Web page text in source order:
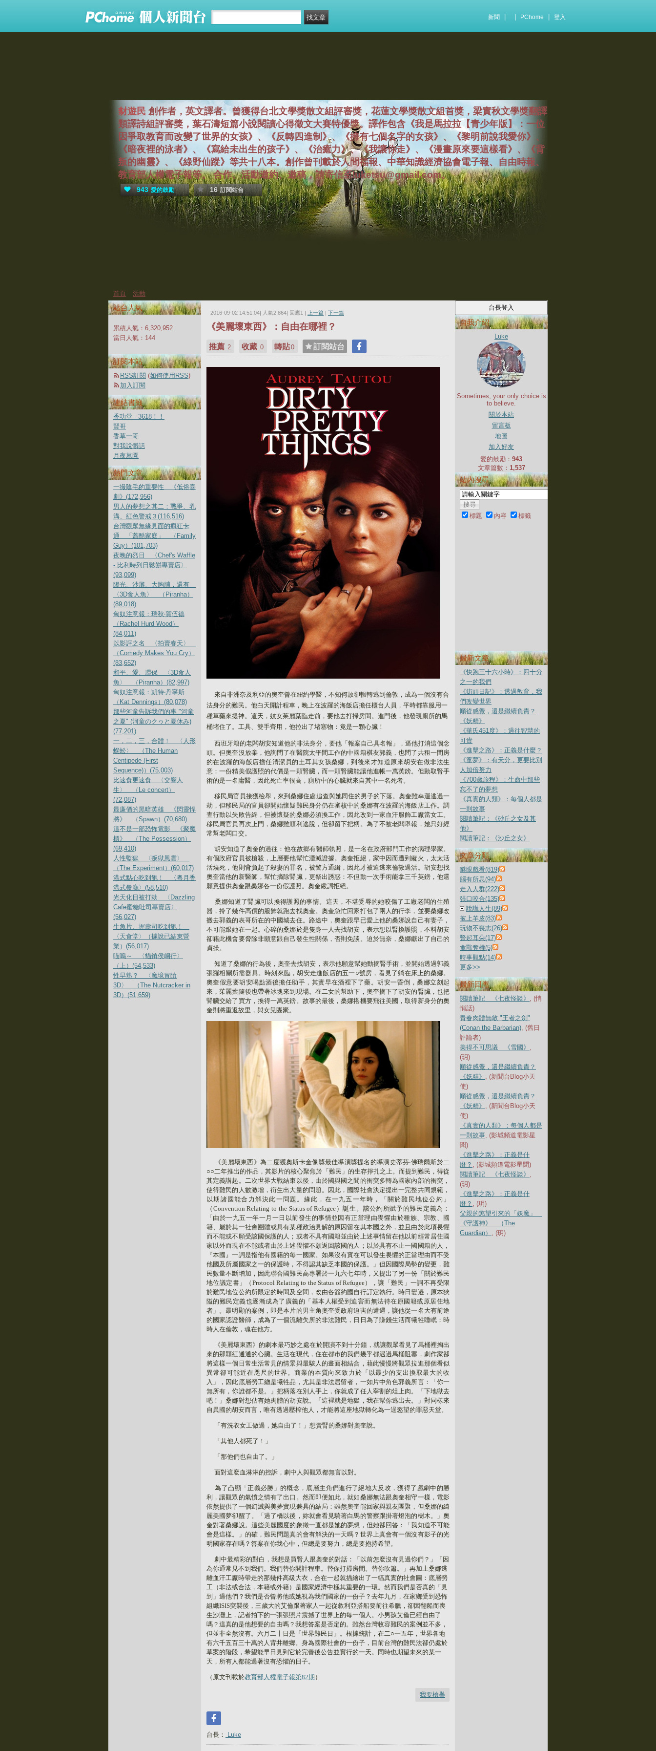
新聞 PChome 登入
豺遊民 創作者，英文譯者。曾獲得台北文學獎散文組評審獎，花蓮文學獎散文組首獎，梁實秋文學獎翻譯
類譯詩組評審獎，葉石濤短篇小說閱讀心得徵文大賽特優獎。譯作包含《我是馬拉拉【青少年版】：一位
因爭取教育而改變了世界的女孩》、《反轉四進制》、《擁有七個名字的女孩》、《黎明前說我愛你》、
《暗夜裡的泳者》、《寫給未出生的孩子》、《治癒力》、《我讓你走》、《漫畫原來要這樣看》、《背
叛的幽靈》、《綠野仙蹤》等共十八本。創作曾刊載於人間福報、中華知識經濟協會電子報、自由時報、
教育部人權電子報等。 合作、活動邀約、邀稿，請寄信至luketsu@gmail.com。
943 愛的鼓勵 16 訂閱站台
首頁 活動
2016-09-02 14:51:04| 人氣2,864| 回應1 | 上一篇 | 下一篇
《美麗壞東西》：自由在哪裡？
推薦 2 收藏 0 轉貼0 訂閱站台
來自非洲奈及利亞的奧奎曾在紐約學醫，不知何故卻輾轉逃到倫敦，成為一個沒有合
法身分的難民。他白天開計程車，晚上在波羅的海飯店擔任櫃台人員，平時都靠服用一
種草藥來提神。這天，妓女茱麗葉臨走前，要他去打掃房間。進門後，他發現廁所的馬
桶堵住了。工具、雙手齊用，他拉出了堵塞物：竟是一顆心臟！
西班牙籍的老闆胡安知道他的非法身分，要他「報案自己具名報」，逼他打消這個念
頭。但奧奎沒放棄，他詢問了在醫院太平間工作的中國籍棋友郭義，也問了共租一間房
的在波羅的海飯店擔任清潔員的土耳其女孩桑娜，到後來才知道原來胡安在做非法生
意：一份精美假護照的代價是一顆腎臟，而一顆腎臟能讓他進帳一萬英鎊。但動取腎手
術的是一名庸醫，因此死亡率很高，廁所中的心臟就來自其中一名死者。
移民局官員接獲檢舉，來到桑娜住處追查與她同住的男子的下落。奧奎雖幸運逃過一
劫，但移民局的官員卻開始懷疑難民身分仍在審核中的桑娜有在波羅的海飯店工作。調
查行動以失敗告終，但被懷疑的桑娜必須換工作，因此改到一家血汗服飾工廠當女工。
移民局官員再次上門，桑娜雖順利逃脫，但卻留下把柄。為了不被老闆舉報，她只好經
常幫老闆口交。
胡安知道了奧奎的過往：他在故鄉有醫師執照，是一名在政府部門工作的病理學家。
有個政府官員被槍殺，上層要他幫忙湮滅證據。奧奎拒絕，家中因而遭到縱火，太太活
活燒死，他則背負起了殺妻的罪名，被警方通緝，因此才被迫逃來倫敦過活。胡安想找
奧奎當他的新醫師，幫忙摘除腎臟，更祭出誘惑：不但動一次手術能拿三千英鎊，他還
願意提供奧奎跟桑娜各一份假護照。奧奎嚴詞拒絕。
桑娜知道了腎臟可以換得護照的事情。這天，不堪受辱的她咬傷了工廠老闆的生殖
器，拎了幾件高價的服飾就跑去找奧奎。奧奎急忙回家打包了兩人的行李，並要桑娜改
搬去郭義的表哥所在的中國城去住。路途中，奧奎跟早已愛上他的桑娜說自己有妻子，
不可能跟她在一起。心碎的桑娜於是隻身一人去找胡安，表示想以腎換護照，不料胡安
卻藉此機會要脅除非願意跟自己發生性關係，否則免談。迫於無奈，桑娜獻出了自己的
貞操。
知道了桑娜的行為後，奧奎去找胡安，表示他願意幫她動摘腎手術，並開始透過郭義
張羅相關所需器具。時刻來臨，胡安走進飯店的五一○號房，看見了躺在床上的桑娜。
奧奎假意要胡安喝點酒後擔任助手，其實早在酒裡下了藥。胡安一昏倒，桑娜立刻起
來，茱麗葉隨後也帶著冰塊來到現場。在二女的幫助下，奧奎摘下了胡安的腎臟，也把
腎臟交給了買方，換得一萬英鎊。故事的最後，桑娜搭機要飛往美國，取得新身分的奧
奎則將重返故里，與女兒團聚。
《美麗壞東西》為二度獲奧斯卡金像獎最佳導演獎提名的導演史蒂芬‧佛瑞爾斯於二
○○二年推出的作品，其影片的核心聚焦於「難民」的生存掙扎之上。而提到難民，得從
其定義講起。二次世界大戰結束以後，由於國與國之間的衝突多轉為國家內部的衝突，
使得難民的人數激增，衍生出大量的問題。因此，國際社會決定提出一完整共同規範，
以期諸國能合力解決此一問題。緣此，在一九五一年時，「關於難民地位公約」
（ Convention Relating to the Status of Refugee）誕生。該公約所賦予的難民定義為：
「由於一九五一年一月一日以前發生的事情並因有正當理由畏懼由於種族、宗教、國
籍、屬於其一社會團體或具有某種政治見解的原因留在其本國之外，並且由於此項畏懼
而不能或不願受該國保護的人；或者不具有國籍並由於上述事情留在他以前經常居住國
家以外而現在不能或者由於上述畏懼不願返回該國的人；以於具有不止一國國籍的人，
『本國』一詞是指他有國籍的每一國家。如果沒有實在可以發生畏懼的正當理由而不受
他國及所屬國家之一的保護時，不得認其缺乏本國的保護。」但因國際局勢的變更，難
民數量不斷增加，因此聯合國難民高專署於一九六七年時，又提出了另一份「關於難民
地位議定書」（ Protocol Relating to the Status of Refugee），讓「難民」一詞不再受限
於難民地位公約所限定的時間及空間，改由各簽約國自行訂定執行。時日變遷，原本狹
隘的難民定義也逐漸成為了廣義的「基本人權受到迫害而無法待在原國籍或原居住地
者」。最明顯的案例，即是本片的男主角奧奎受政府迫害的遭遇，讓他從一名大有前途
的國家認證醫師，成為了一個流離失所的非法難民，日日為了賺錢生活而犧牲睡眠；時
時人在倫敦，魂在他方。
《美麗壞東西》的劇本最巧妙之處在於開演不到十分鐘，就讓觀眾看見了馬桶裡掏出
來的那顆紅通通的心臟。生活在現代，住在都市的我們幾乎都遇過馬桶阻塞，劇作家卻
將這樣一個日常生活常見的情景與最駭人的畫面相結合，藉此慢慢將觀眾拉進那個看似
異常卻可能近在咫尺的世界。商業的本質向來致力於「以最少的支出換取最大的收
入」，因此底層勞工總是犧牲品，尤其是非法居留者，一如片中角色郭義所言：「你一
無所有，你誰都不是。」把柄落在別人手上，你就成了任人宰割的俎上肉。「下地獄去
吧！」桑娜對想佔有她肉體的胡安說。「 這裡就是地獄，我在幫你逃出去。
」對同樣來
自異國的胡安而言，唯有透過壓榨他人，才能將這座地獄轉化為一逞慾望的罪惡天堂。
「有洗衣女工做過，她自由了！」想賣腎的桑娜對奧奎說。
「其他人都死了！」
「那他們也自由了。」
面對這麼血淋淋的控訴，劇中人與觀眾都無言以對。
為了凸顯「正義必勝」的概念，底層主角們進行了絕地大反攻，獲得了戲劇中的勝
利，讓觀眾的氣憤之情有了出口。然而即便如此，就如桑娜無法跟奧奎相守一樣，電影
依然提供了一個幻滅與美夢實現兼具的結局：雖然奧奎能回家與親友團聚，但桑娜的綺
麗美國夢卻醒了。「過了橋以後，妳就會看見騎著白馬的警察跟掛著燈泡的樹木。」奧
奎對著桑娜說。這些美麗國度的象徵一直都是她的夢想，但她卻回答：「我知道不可能
會是這樣。」的確，難民問題真的會有解決的一天嗎？世界上真會有一個沒有影子的光
明國家存在嗎？答案在你我心中，但總是要努力，總是要抱持希望。
劇中最精彩的對白，我想是買腎人跟奧奎的對話：「以前怎麼沒有見過你們？」「因
為你通常見不到我們。我們替你開計程車。替你打掃房間。替你吹簫。」再加上桑娜逃
離血汗工廠時帶走的那幾件高級大衣，合在一起就描繪出了一幅真實的社會圖：底層勞
工（非法或合法，本籍或外籍）是國家經濟中極其重要的一環。然而我們是否真的「見
到」過他們？我們是否曾將他或她視為我們國家的一份子？去年九月，在家鄉受到恐怖
組織ISIS突襲後，三歲大的艾倫跟著家人一起從敘利亞搭船要前往希臘，卻因翻船而喪
生沙灘上，記者拍下的一張張照片震撼了世界上的每一個人。小男孩艾倫已經自由了
嗎？這真的是他想要的自由嗎？我想答案是否定的。雖然台灣收容難民的案例並不多，
但並非全然沒有。六月二十日是「世界難民日」。根據統計，在二○一五年，世界各地
有六千五百三十萬的人背井離鄉。身為國際社會的一份子，目前台灣的難民法卻仍處於
草案的階段，希望能早日見到它於完善後公告並實行的一天。同時也期望未來的某一
天，所有人都能過著沒有恐懼的日子。
（原文刊載於教育部人權電子報第82期 ）
我要檢舉
台長： Luke
自我介紹
Luke
Sometimes, your only choice is
to believe.
關於本站
留言板
地圖
加入好友
愛的鼓勵： 943
文章篇數： 1,537
站內搜尋
標題 內容 標籤
最新文章
《快跑三十六小時》：四十分
之一的我們
《街頭日記》：透過教育，我
們改變世界
順從感覺，還是繼續負責？
《妖精》
《華氏451度》：過往智慧的
可貴
《進擊之路》：正義是什麼？
《童夢》：有天分，更要比別
人加倍努力
《700歲旅程》：生命中那些
忘不了的夢想
《真實的人類》：每個人都是
一則故事
閱讀筆記：《砂丘之女及其
他》
閱讀筆記：《沙丘之女》
文章分類
瞇眼戲看(819)
腦有所思(94)
走入人群(222)
張口咬合(135)
說謊人生(89)
披上羊皮(83)
玩物不喪志(26)
豎起耳朵(17)
禽獸奪權(5)
時事觀點(14)
更多>>
最新回應
閱讀筆記 《七夜怪談》 , (悄
悄話)
青春肉體無敵 "王者之劍"
(Conan the Barbarian), (舊日
評論者)
美得不可思議 《雪國》 ,
(玥)
順從感覺，還是繼續負責？
《妖精》 , (新聞台Blog小天
使)
順從感覺，還是繼續負責？
《妖精》 , (新聞台Blog小天
使)
《真實的人類》：每個人都是
一則故事, (影城頻道電影星
聞)
《進擊之路》：正義是什
麼？ , (影城頻道電影星聞)
閱讀筆記 《七夜怪談》 ,
(玥)
《進擊之路》：正義是什
麼？ , (玥)
父親的慾望引來的「妖魔」
《守護神》 （The
Guardian） , (玥)
站台人氣
累積人氣： 6,320,952
當日人氣： 144
訂閱本站
RSS訂閱 (如何使用RSS)
加入訂閱
連結書籤
香功堂 - 3618！！
賢哥
香草一哥
對我說髒話
月夜墓園
熱門文章
一撮陰毛的重要性 《低俗喜
劇》(172,956)
男人的夢想之其二：戰爭、乳
溝、紅色警戒３(116,516)
台灣觀眾無緣見面的瘋狂卡
通 「蓋酷家庭」 （Family
Guy）(101,703)
夜晚的烈日 〈Chef's Waffle
- 比利時列日鬆餅專賣店〉
(93,099)
陽光、沙灘、大胸脯，還有
〈3D食人魚〉 （Piranha）
(89,018)
匈奴注意報：瑞秋‧賀伍德
（Rachel Hurd Wood）
(84,011)
以影評之名 〈拍賣春天〉
（Comedy Makes You Cry）
(83,652)
和平、愛、環保 〈3D食人
魚〉 （Piranha）(82,997)
匈奴注意報：凱特‧丹寧斯
（Kat Dennings）(80,078)
那些河童告訴我們的事 "河童
之夏" (河童のクゥと夏休み)
(77,201)
一，二，三，合體！ 〈人形
蜈蚣〉 （The Human
Centipede (First
Sequence)）(75,003)
比速食更速食 〈交響人
生〉 （Le concert）
(72,087)
最廉價的黑暗英雄 《閃靈悍
將》 （Spawn）(70,680)
這不是一部恐怖電影 《聚魔
櫃》 （The Possession）
(69,410)
人性監獄 〈叛獄風雲〉
（The Experiment）(60,017)
港式點心吃到飽！ 〈粵月香
港式餐廳〉(58,510)
光天化日被打劫 〈Dazzling
Cafe蜜糖吐司專賣店〉
(56,027)
生魚片、握壽司吃到飽！
〈天食堂〉（據說已結束營
業）(56,017)
喵嗚～ 〈貓鎮侯峒行〉
（上）(54,533)
性早熟？ 〈魔境冒險
3D〉 （The Nutcracker in
3D）(51,659)